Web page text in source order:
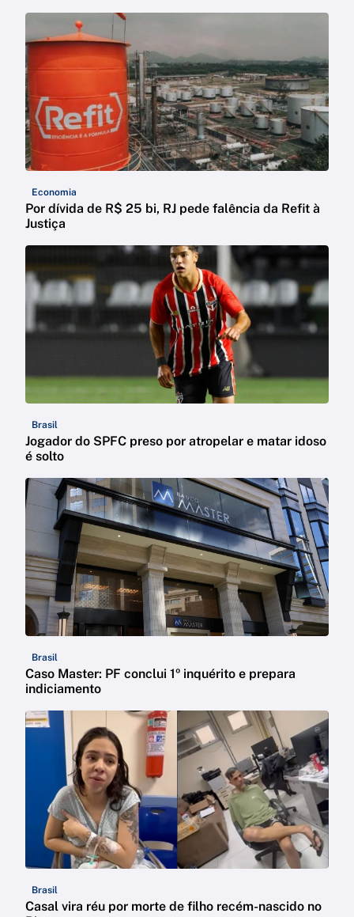
Economia
Por dívida de R$ 25 bi, RJ pede falência da Refit à
Justiça
Brasil
Jogador do SPFC preso por atropelar e matar idoso
é solto
Brasil
Caso Master: PF conclui 1º inquérito e prepara
indiciamento
Brasil
Casal vira réu por morte de filho recém-nascido no